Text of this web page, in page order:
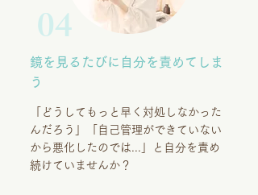
04
鏡を見るたびに自分を責めてしま
う
「どうしてもっと早く対処しなかった
んだろう」「自己管理ができていない
から悪化したのでは...」と自分を責め
続けていませんか？